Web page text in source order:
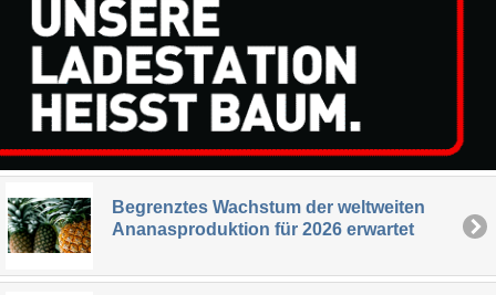
Begrenztes Wachstum der weltweiten
Ananasproduktion für 2026 erwartet